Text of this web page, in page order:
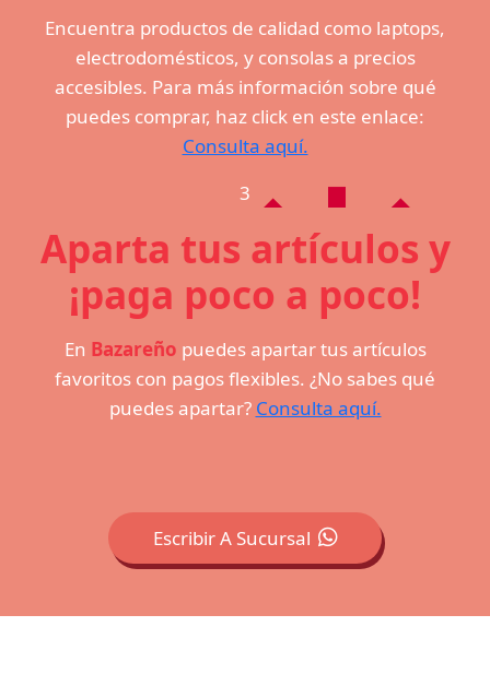
Encuentra productos de calidad como laptops,
electrodomésticos, y consolas a precios
accesibles. Para más información sobre qué
puedes comprar, haz click en este enlace:
Consulta aquí.
3
Aparta tus artículos y
¡paga poco a poco!
En Bazareño puedes apartar tus artículos
favoritos con pagos flexibles. ¿No sabes qué
puedes apartar? Consulta aquí.
Escribir A Sucursal